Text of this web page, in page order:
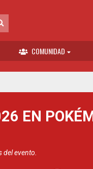
COMUNIDAD
EN
evento.